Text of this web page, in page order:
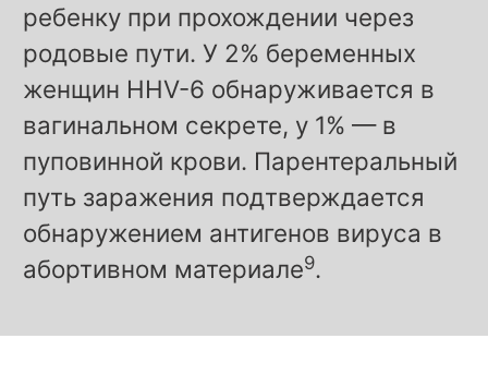
ребенку при прохождении через
родовые пути. У 2% беременных
женщин HHV-6 обнаруживается в
вагинальном секрете, у 1% — в
пуповинной крови. Парентеральный
путь заражения подтверждается
обнаружением антигенов вируса в
абортивном материале9.